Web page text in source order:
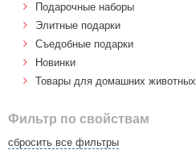
Подарочные наборы
Элитные подарки
Cъедобные подарки
Новинки
Товары для домашних животных
Фильтр по свойствам
сбросить все фильтры